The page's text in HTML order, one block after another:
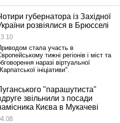
губернатора із Західної
розвіялися в Брюсселі
стала участь в
тижні регіонів і міст та
наразі віртуальної
ініціативи".
"парашутиста"
звільнили з посади
Києва в Мукачеві